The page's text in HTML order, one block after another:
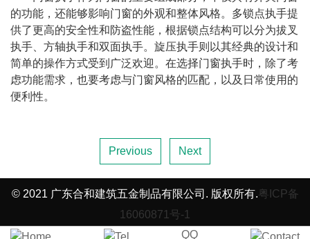
的功能，还能够影响门窗的外观和整体风格。多锁点执手提
供了更高的安全性和防盗性能，根据锁点结构可以分为拔叉
执手、方轴执手和双面执手。旋压执手则以其经典的设计和
简单的操作方式受到广泛欢迎。在选择门窗执手时，除了考
虑功能需求，也要考虑与门窗风格的匹配，以及日常使用的
便利性。
Previous Next
© 2021 广东合和建筑五金制品有限公司. 版权所有.粤ICP备
16060871号-1
QQ